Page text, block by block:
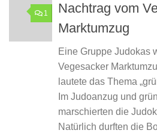
1
Nachtrag vom
Marktumzug
Eine Gruppe Judokas
Vegesacker
lautete das Thema
Im Judoanzug und
marschierten die
Natürlich durften die